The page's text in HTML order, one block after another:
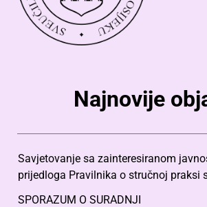
Najnovije
Savjetovanje sa zainteresiranom
prijedloga Pravilnika o stručnoj praksi
SPORAZUM O SURADNJI